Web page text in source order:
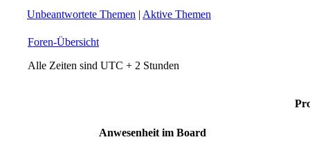
Unbeantwortete Themen | Aktive Themen
Foren-Übersicht
Alle Zeiten sind UTC + 2 Stunden
Anwesenheit im Board